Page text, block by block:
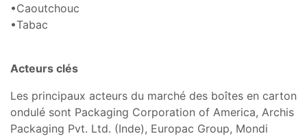
•Caoutchouc
•Tabac
Acteurs clés
Les principaux acteurs du marché des boîtes en carton
ondulé sont Packaging Corporation of America, Archis
Packaging Pvt. Ltd. (Inde), Europac Group, Mondi